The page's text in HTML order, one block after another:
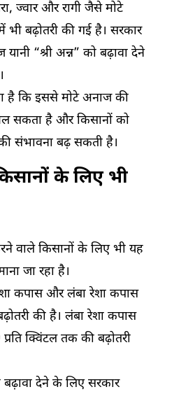
ज्वार और रागी जैसे मोटे
बढ़ोतरी की गई है। सरकार
“श्री अन्न” को बढ़ावा देने
है कि इससे मोटे अनाज की
सकता है और किसानों को
संभावना बढ़ सकती है।
के लिए भी
वाले किसानों के लिए भी यह
जा रहा है।
कपास और लंबा रेशा कपास
की है। लंबा रेशा कपास
क्विंटल तक की बढ़ोतरी
देने के लिए सरकार